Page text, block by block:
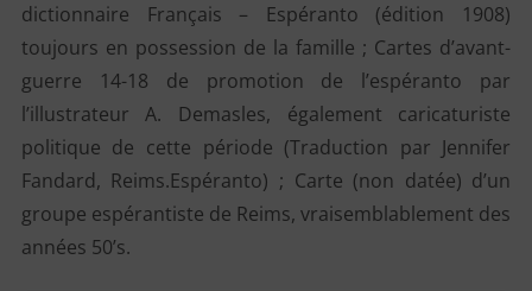
dictionnaire Français – Espéranto (édition 1908)
toujours en possession de la famille ; Cartes d’avant-
guerre 14-18 de promotion de l’espéranto par
l’illustrateur A. Demasles, également caricaturiste
politique de cette période (Traduction par Jennifer
Fandard, Reims.Espéranto) ; Carte (non datée) d’un
groupe espérantiste de Reims, vraisemblablement des
années 50’s.